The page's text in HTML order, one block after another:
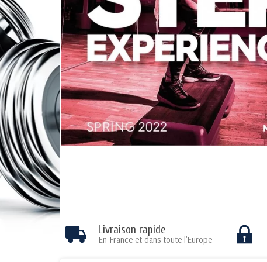
Livraison rapide
En France et dans toute l'Europe